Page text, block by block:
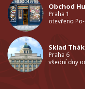
Obchod
Praha 1
otevřeno
Sklad
Praha 6
všední dny